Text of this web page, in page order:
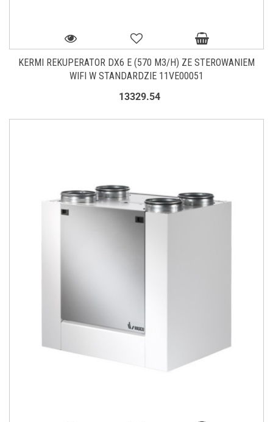
KERMI REKUPERATOR DX6 E (570 M3/H) ZE STEROWANIEM
WIFI W STANDARDZIE 11VE00051
13329.54